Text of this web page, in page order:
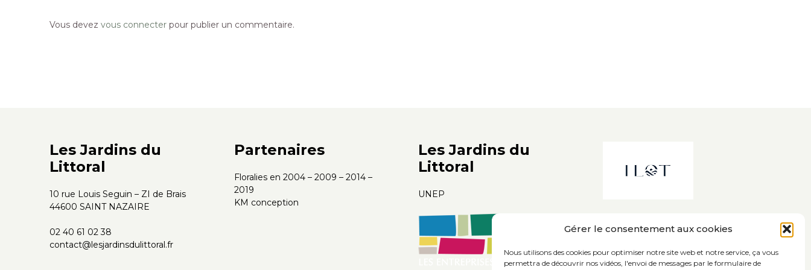
Gérer le consentement aux cookies
Nous utilisons des cookies pour optimiser notre site web et notre service, ça vous
permettra de découvrir nos vidéos, l'envoi de messages par le formulaire de
Vous devez vous connecter pour publier un commentaire.
Les Jardins du
Littoral
10 rue Louis Seguin – ZI de Brais
44600 SAINT NAZAIRE
02 40 61 02 38
contact@lesjardinsdulittoral.fr
Partenaires
Floralies en 2004 – 2009 – 2014 –
2019
KM conception
Les Jardins du
Littoral
UNEP